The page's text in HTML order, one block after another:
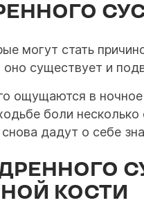
могут стать
оно существует и
ощущаются в
боли
дадут о себе
КОСТИ